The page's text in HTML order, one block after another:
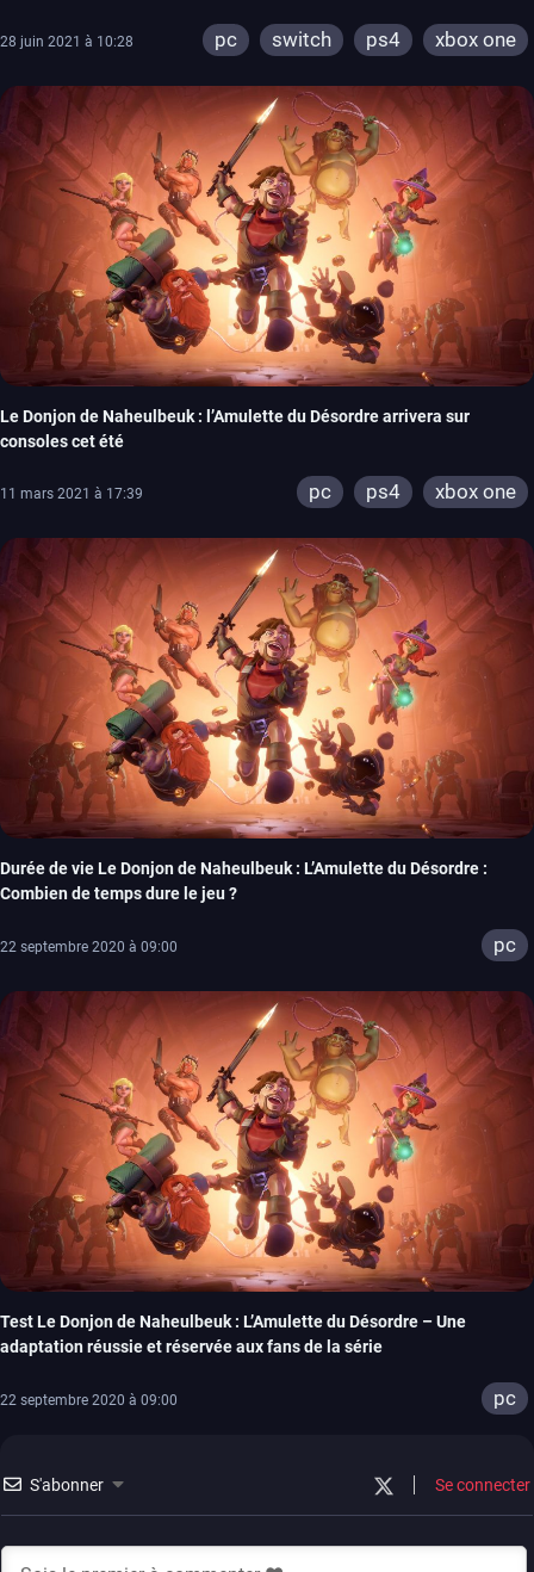
28 juin 2021 à 10:28 pc switch ps4 xbox one
Le Donjon de Naheulbeuk : l’Amulette du Désordre arrivera sur
consoles cet été
11 mars 2021 à 17:39 pc ps4 xbox one
Durée de vie Le Donjon de Naheulbeuk : L’Amulette du Désordre :
Combien de temps dure le jeu ?
22 septembre 2020 à 09:00 pc
Test Le Donjon de Naheulbeuk : L’Amulette du Désordre – Une
adaptation réussie et réservée aux fans de la série
22 septembre 2020 à 09:00 pc
S'abonner Se connecter